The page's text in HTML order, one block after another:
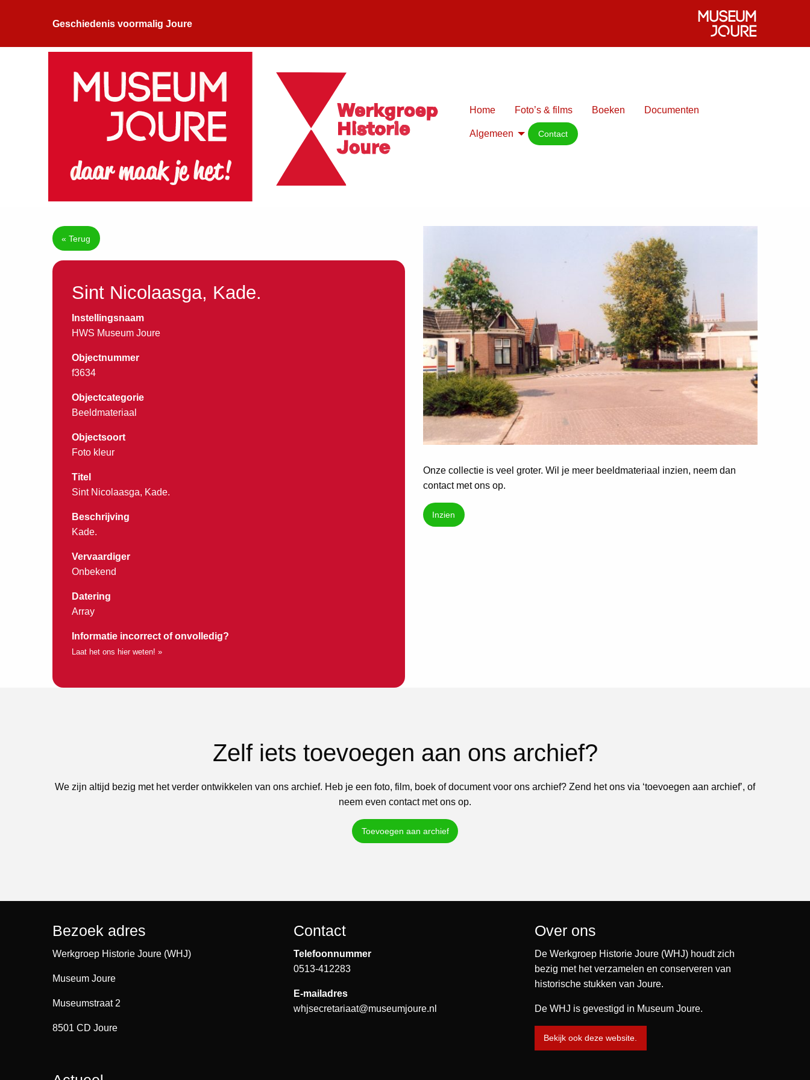
Geschiedenis voormalig Joure
Home Foto’s & films Boeken Documenten
Algemeen Contact
« Terug
Sint Nicolaasga, Kade.
Instellingsnaam
HWS Museum Joure
Objectnummer
f3634
Objectcategorie
Beeldmateriaal
Objectsoort
Foto kleur
Titel
Sint Nicolaasga, Kade.
Beschrijving
Kade.
Vervaardiger
Onbekend
Datering
Array
Informatie incorrect of onvolledig?
Laat het ons hier weten! »
Onze collectie is veel groter. Wil je meer beeldmateriaal inzien, neem dan
contact met ons op.
Inzien
Zelf iets toevoegen aan ons archief?
We zijn altijd bezig met het verder ontwikkelen van ons archief. Heb je een foto, film, boek of document voor ons archief? Zend het ons via ‘toevoegen aan archief’, of
neem even contact met ons op.
Toevoegen aan archief
Bezoek adres
Werkgroep Historie Joure (WHJ)
Museum Joure
Museumstraat 2
8501 CD Joure
Contact
Telefoonnummer
0513-412283
E-mailadres
whjsecretariaat@museumjoure.nl
Over ons
De Werkgroep Historie Joure (WHJ) houdt zich
bezig met het verzamelen en conserveren van
historische stukken van Joure.
De WHJ is gevestigd in Museum Joure.
Bekijk ook deze website.